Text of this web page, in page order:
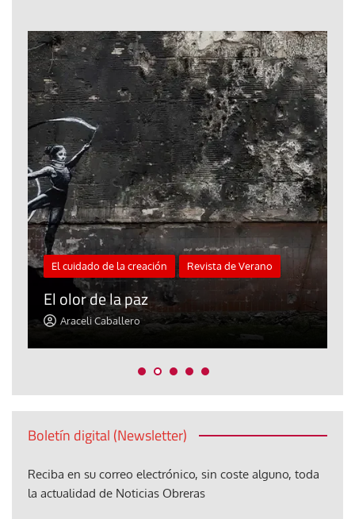
El cuidado de la creación Revista de Verano
El olor de la paz
Araceli Caballero
Boletín digital (Newsletter)
Reciba en su correo electrónico, sin coste alguno, toda
la actualidad de Noticias Obreras